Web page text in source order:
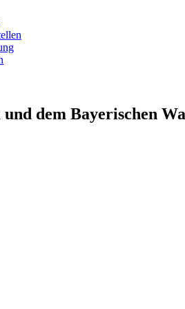
und dem Bayerischen